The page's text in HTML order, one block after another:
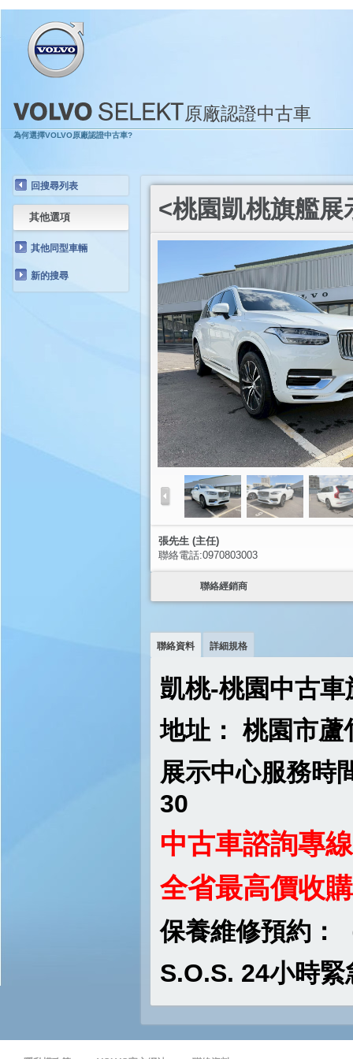
原廠認證中古車
為何選擇VOLVO原廠認證中古車?
回搜尋列表
其他選項
其他同型車輛
新的搜尋
<桃園凱桃旗艦
張先生 (主任)
聯絡電話:0970803003
聯絡經銷商
聯絡資料 詳細規格
凱桃-桃園中古
地址：
桃園市蘆
展示中心服務時
30
中古車諮詢專線
全省最高價收
保養維修預約：
S.O.S. 24小時緊